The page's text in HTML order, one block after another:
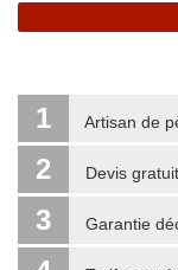
1 Artisan de
2 Devis gratuit
3 Garantie